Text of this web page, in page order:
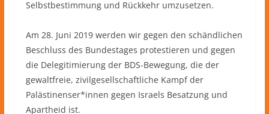
Selbstbestimmung und Rückkehr umzusetzen.
Am 28. Juni 2019 werden wir gegen den schändlichen
Beschluss des Bundestages protestieren und gegen
die Delegitimierung der BDS-Bewegung, die der
gewaltfreie, zivilgesellschaftliche Kampf der
Palästinenser*innen gegen Israels Besatzung und
Apartheid ist.